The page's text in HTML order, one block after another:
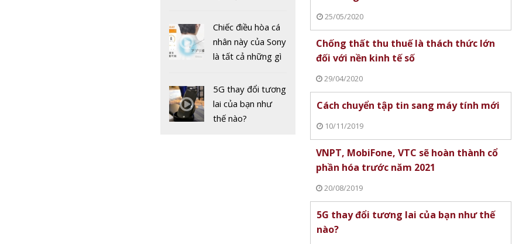
hành đĩa đơn mới
nhất mang tên
'Pink Venom'
Chiếc điều hòa cá
nhân này của Sony
là tất cả những gì
sót qua mùa hè
nóng nực
5G thay đổi tương
lai của bạn như
thế nào?
25/05/2020
Chống thất thu thuế là thách thức lớn
đối với nền kinh tế số
29/04/2020
Cách chuyển tập tin sang máy tính mới
10/11/2019
VNPT, MobiFone, VTC sẽ hoàn thành cổ
phần hóa trước năm 2021
20/08/2019
5G thay đổi tương lai của bạn như thế
nào?